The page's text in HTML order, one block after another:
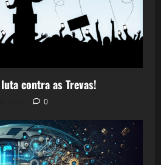
contra as Trevas!
0